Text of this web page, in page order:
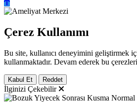
Çerez Kullanımı
Bu site, kullanıcı deneyimini geliştirmek
kullanmaktadır. Devam ederek bu
Kabul Et Reddet
İlginizi Çekebilir